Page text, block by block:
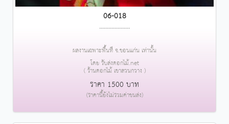
06-018
....................
ผลงานเฉพาะพื้นที่ จ.ขอนแก่น เท่านั้น
โดย รับส่งดอกไม้.net
( ร้านดอกไม้ เขาสวนกวาง )
ราคา 1500 บาท
(ราคานี้ยังไม่รวมค่าขนส่ง)